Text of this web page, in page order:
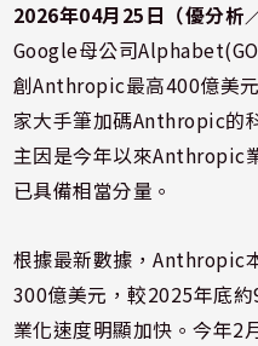
2026年04月25日（優分析
Google母公司
創Anthropic最高400億美
家大手筆加碼Anthropic的
主因是今年以來Anthropic
已具備相當分量。
根據最新數據，Anthropic
300億美元，較2025年底
業化速度明顯加快。今年2